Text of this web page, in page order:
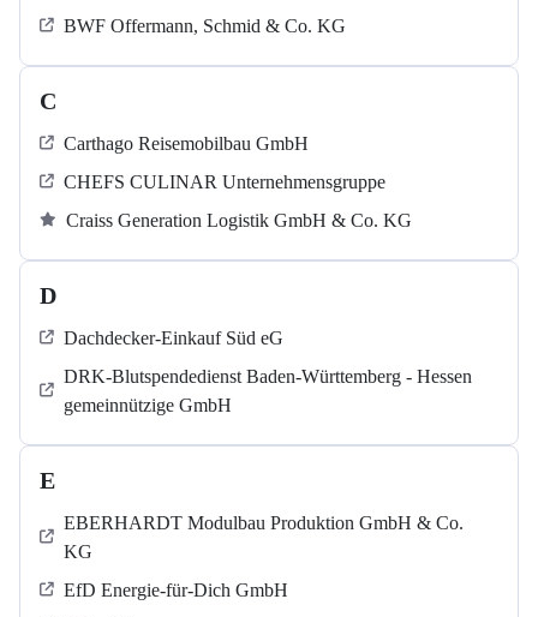
BWF Offermann, Schmid & Co. KG
C
Carthago Reisemobilbau GmbH
CHEFS CULINAR Unternehmensgruppe
Craiss Generation Logistik GmbH & Co. KG
D
Dachdecker-Einkauf Süd eG
DRK-Blutspendedienst Baden-Württemberg - Hessen
gemeinnützige GmbH
E
EBERHARDT Modulbau Produktion GmbH & Co.
KG
EfD Energie-für-Dich GmbH